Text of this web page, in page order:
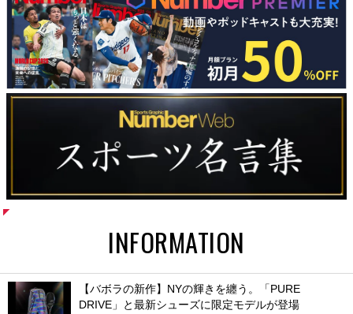
INFORMATION
【バボラの新作】NYの輝きを纏う。「PURE
DRIVE」と最新シューズに限定モデルが登場